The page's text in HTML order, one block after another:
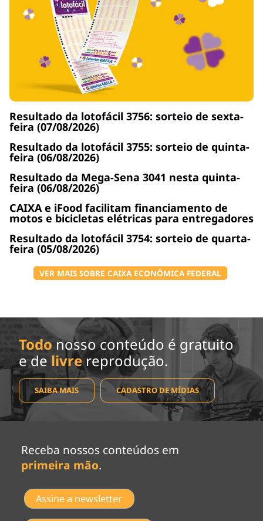
Resultado da lotofácil 3756: sorteio de sexta-
feira (07/08/2026)
Resultado da lotofácil 3755: sorteio de quinta-
feira (06/08/2026)
Resultado da Mega-Sena 3041 nesta quinta-
feira (06/08/2026)
CAIXA e iFood facilitam financiamento de
motos e bicicletas elétricas para entregadores
Resultado da lotofácil 3754: sorteio de quarta-
feira (05/08/2026)
VER MAIS SOBRE CAIXA ECONÔMICA FEDERAL
Todo nosso conteúdo é gratuito
e de livrereprodução.
SAIBA MAIS CADASTRO DE MÍDIAS
Receba nossos conteúdos em
primeira mão.
Assine a newsletter